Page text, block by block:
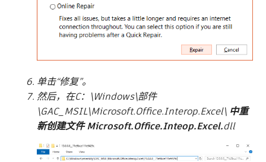
单击“修复”。
然后，在C：\Windows\部件
\GAC_MSIL\Microsoft.Office.Interop.Excel\ 中重
新创建文件 Microsoft.Office.Inteop.Excel.dll